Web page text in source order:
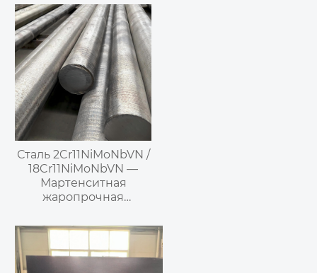
Сталь 2Cr11NiMoNbVN /
18Cr11NiMoNbVN —
Мартенситная
жаропрочная